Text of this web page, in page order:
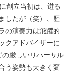
創立当初は、迸る
したが（笑）、歴
の演奏力は飛躍的
クアドバイザーに
厳しいリハーサル
う姿勢も大きく変